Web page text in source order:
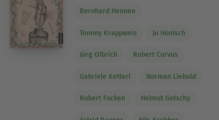
Bernhard Hennen
Tommy Krappweis Ju Honisch
Jörg Olbrich Robert Corvus
Gabriele Ketterl Norman Liebold
Robert Focken Helmut Gotschy